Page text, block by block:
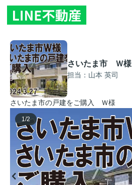
さいたま市 Ｗ様
担当：山本 英司
さいたま市の戸建をご購入 Ｗ様
1/2